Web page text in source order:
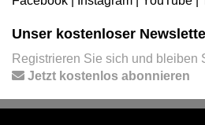
Unser kostenloser
Registrieren Sie sich und bleiben
Jetzt kostenlos abonnieren